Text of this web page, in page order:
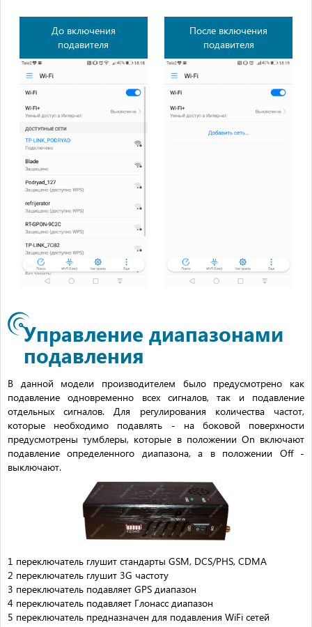
До включения
подавителя
После включения
подавителя
Управление диапазонами
подавления
В данной модели производителем было предусмотрено как
подавление одновременно всех сигналов, так и подавление
отдельных сигналов. Для регулирования количества частот,
которые необходимо подавлять - на боковой поверхности
предусмотрены тумблеры, которые в положении On включают
подавление определенного диапазона, а в положении Off -
выключают.
1 переключатель глушит стандарты GSM, DCS/PHS, CDMA
2 переключатель глушит 3G частоту
3 переключатель подавляет GPS диапазон
4 переключатель подавляет Глонасс диапазон
5 переключатель предназначен для подавления WiFi сетей